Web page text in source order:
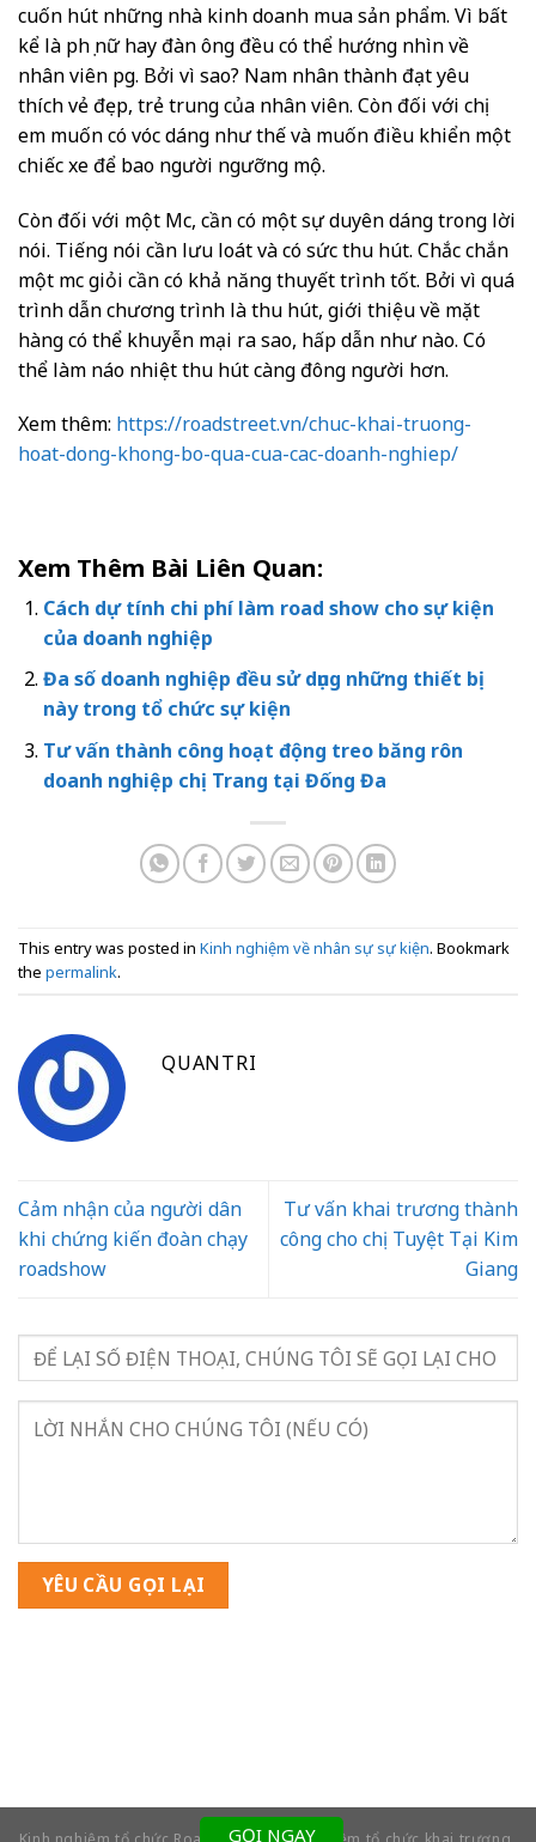
cuốn hút những nhà kinh doanh mua sản phẩm. Vì bất
kể là phụ nữ hay đàn ông đều có thể hướng nhìn về
nhân viên pg. Bởi vì sao? Nam nhân thành đạt yêu
thích vẻ đẹp, trẻ trung của nhân viên. Còn đối với chị
em muốn có vóc dáng như thế và muốn điều khiển một
chiếc xe để bao người ngưỡng mộ.
Còn đối với một Mc, cần có một sự duyên dáng trong lời
nói. Tiếng nói cần lưu loát và có sức thu hút. Chắc chắn
một mc giỏi cần có khả năng thuyết trình tốt. Bởi vì quá
trình dẫn chương trình là thu hút, giới thiệu về mặt
hàng có thể khuyễn mại ra sao, hấp dẫn như nào. Có
thể làm náo nhiệt thu hút càng đông người hơn.
Xem thêm: https://roadstreet.vn/chuc-khai-truong-
hoat-dong-khong-bo-qua-cua-cac-doanh-nghiep/
Xem Thêm Bài Liên Quan:
Cách dự tính chi phí làm road show cho sự kiện
của doanh nghiệp
Đa số doanh nghiệp đều sử dụng những thiết bị
này trong tổ chức sự kiện
Tư vấn thành công hoạt động treo băng rôn
doanh nghiệp chị Trang tại Đống Đa
This entry was posted in Kinh nghiệm về nhân sự sự kiện. Bookmark
the permalink.
QUANTRI
Cảm nhận của người dân
khi chứng kiến đoàn chạy
roadshow
Tư vấn khai trương thành
công cho chị Tuyệt Tại Kim
Giang
GỌI NGAY